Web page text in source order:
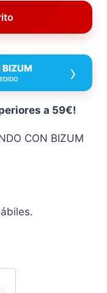
BIZUM ›
a 59€!
CON BIZUM